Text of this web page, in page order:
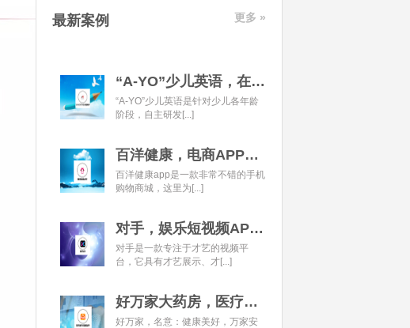
最新案例 更多 »
“A-YO”少儿英语，在线语言学习平台开发经典案例
“A-YO”少儿英语是针对少儿各年龄
阶段，自主研发[...]
百洋健康，电商APP开发经典案例
百洋健康app是一款非常不错的手机
购物商城，这里为[...]
对手，娱乐短视频APP开发经典案例
对手是一款专注于才艺的视频平
台，它具有才艺展示、才[...]
好万家大药房，医疗健康APP开发经典案例
好万家，名意：健康美好，万家安